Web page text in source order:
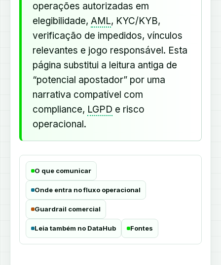
operações autorizadas em
elegibilidade, AML, KYC/KYB,
verificação de impedidos, vínculos
relevantes e jogo responsável. Esta
página substitui a leitura antiga de
“potencial apostador” por uma
narrativa compatível com
compliance, LGPD e risco
operacional.
O que comunicar
Onde entra no fluxo operacional
Guardrail comercial
Leia também no DataHub Fontes